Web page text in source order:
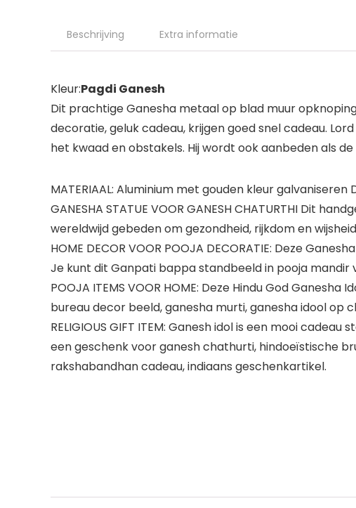
Beschrijving Extra informatie
Kleur:Pagdi Ganesh
Dit prachtige Ganesha metaal op blad muur
decoratie, geluk cadeau, krijgen goed snel cadeau.
het kwaad en obstakels. Hij wordt ook aanbeden als
MATERIAAL: Aluminium met gouden kleur galvaniseren
GANESHA STATUE VOOR GANESH CHATURTHI Dit
wereldwijd gebeden om gezondheid, rijkdom en
HOME DECOR VOOR POOJA DECORATIE: Deze
Je kunt dit Ganpati bappa standbeeld in pooja mandir
POOJA ITEMS VOOR HOME: Deze Hindu God
bureau decor beeld, ganesha murti, ganesha idool op
RELIGIOUS GIFT ITEM: Ganesh idol is een mooi
een geschenk voor ganesh chathurti, hindoeïstische
rakshabandhan cadeau, indiaans geschenkartikel.